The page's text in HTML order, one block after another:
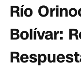
Río
Bolívar: